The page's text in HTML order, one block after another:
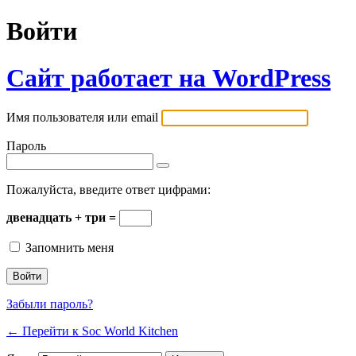
Войти
Сайт работает на WordPress
Имя пользователя или email
Пароль
Пожалуйста, введите ответ цифрами:
двенадцать + три =
Запомнить меня
Забыли пароль?
← Перейти к Soc World Kitchen